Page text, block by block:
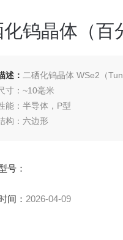
钨晶体（百
述： 二硒化钨晶体 WSe2（
寸：~10毫米
能：半导体，P型
构：六边形
度：＞99.995%
号：
间： 2026-04-09